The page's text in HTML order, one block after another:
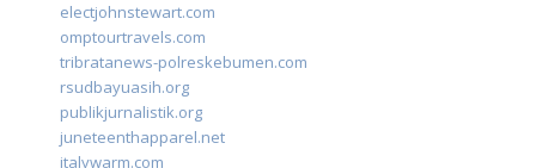
electjohnstewart.com
omptourtravels.com
tribratanews-polreskebumen.com
rsudbayuasih.org
publikjurnalistik.org
juneteenthapparel.net
italywarm.com